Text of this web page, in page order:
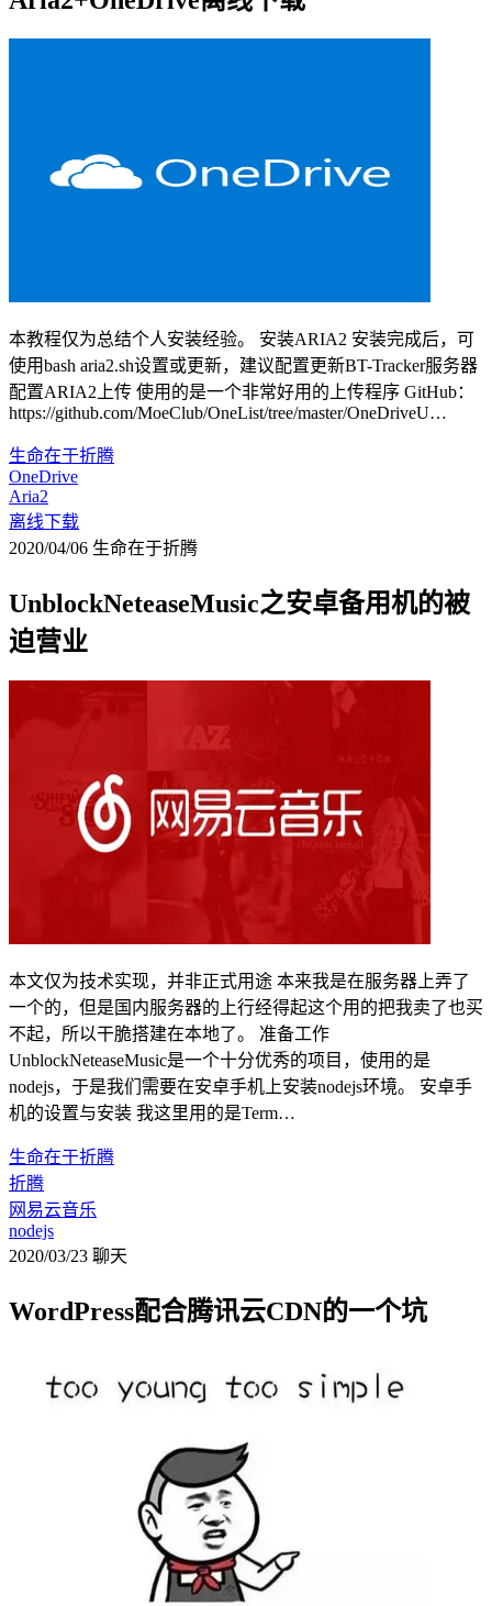
本教程仅为总结个人安装经验。 安装ARIA2 安装完成后，可
使用bash aria2.sh设置或更新，建议配置更新BT-Tracker服务器
配置ARIA2上传 使用的是一个非常好用的上传程序 GitHub：
https://github.com/MoeClub/OneList/tree/master/OneDriveU…
生命在于折腾
OneDrive
Aria2
离线下载
2020/04/06 生命在于折腾
UnblockNeteaseMusic之安卓备用机的被
迫营业
本文仅为技术实现，并非正式用途 本来我是在服务器上弄了
一个的，但是国内服务器的上行经得起这个用的把我卖了也买
不起，所以干脆搭建在本地了。 准备工作
UnblockNeteaseMusic是一个十分优秀的项目，使用的是
nodejs，于是我们需要在安卓手机上安装nodejs环境。 安卓手
机的设置与安装 我这里用的是Term…
生命在于折腾
折腾
网易云音乐
nodejs
2020/03/23 聊天
WordPress配合腾讯云CDN的一个坑